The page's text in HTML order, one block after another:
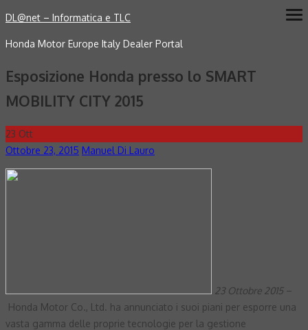
Skip
content
DL@net – Informatica e TLC
Honda Motor Europe Italy Dealer Portal
Esposizione Honda presso lo SMART
MOBILITY CITY 2015
23 Ott
Posted
on
Ottobre 23, 2015 Author
Manuel Di Lauro
23 Ottobre 2015–
Honda Motor Co., Ltd. ha annunciato i suoi piani per esporre una
vasta gamma delle proprie tecnologie per la gestione